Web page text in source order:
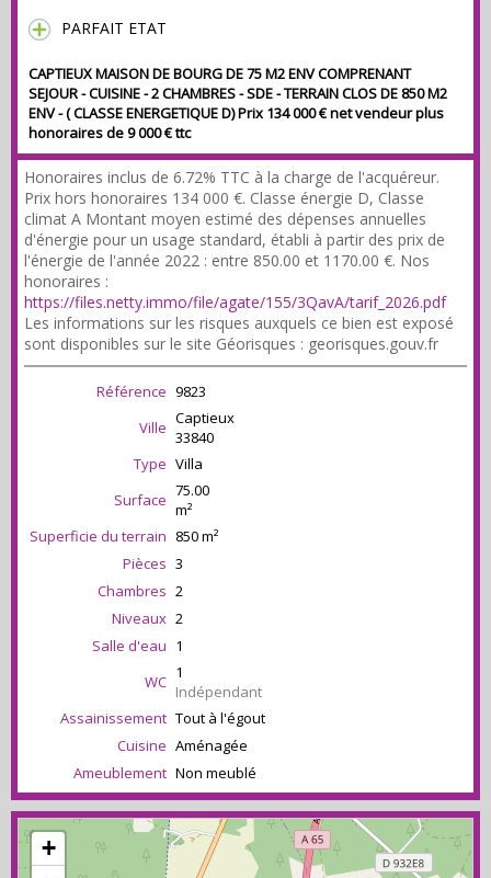
PARFAIT ETAT
CAPTIEUX MAISON DE BOURG DE 75 M2 ENV COMPRENANT
SEJOUR - CUISINE - 2 CHAMBRES - SDE - TERRAIN CLOS DE 850 M2
ENV - ( CLASSE ENERGETIQUE D) Prix 134 000 € net vendeur plus
honoraires de 9 000 € ttc
Honoraires inclus de 6.72% TTC à la charge de l'acquéreur.
Prix hors honoraires 134 000 €. Classe énergie D, Classe
climat A Montant moyen estimé des dépenses annuelles
d'énergie pour un usage standard, établi à partir des prix de
l'énergie de l'année 2022 : entre 850.00 et 1170.00 €. Nos
honoraires :
https://files.netty.immo/file/agate/155/3QavA/tarif_2026.pdf
Les informations sur les risques auxquels ce bien est exposé
sont disponibles sur le site Géorisques : georisques.gouv.fr
Référence 9823
Ville Captieux
33840
Type Villa
Surface 75.00
m²
Superficie du terrain 850 m²
Pièces 3
Chambres 2
Niveaux 2
Salle d'eau 1
WC 1
Indépendant
Assainissement Tout à l'égout
Cuisine Aménagée
Ameublement Non meublé
+